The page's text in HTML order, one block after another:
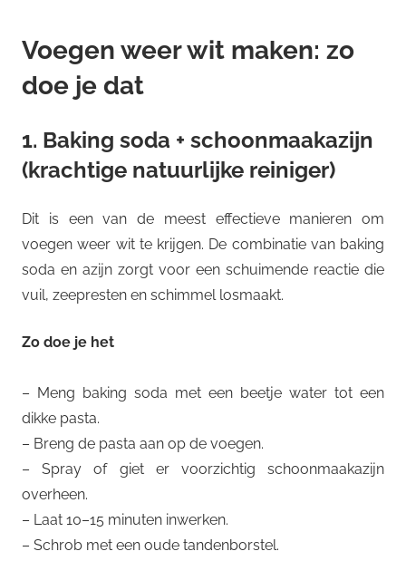
Voegen weer wit maken: zo
doe je dat
1. Baking soda + schoonmaakazijn
(krachtige natuurlijke reiniger)
Dit is een van de meest effectieve manieren om
voegen weer wit te krijgen. De combinatie van baking
soda en azijn zorgt voor een schuimende reactie die
vuil, zeepresten en schimmel losmaakt.
Zo doe je het
– Meng baking soda met een beetje water tot een
dikke pasta.
– Breng de pasta aan op de voegen.
– Spray of giet er voorzichtig schoonmaakazijn
overheen.
– Laat 10–15 minuten inwerken.
– Schrob met een oude tandenborstel.